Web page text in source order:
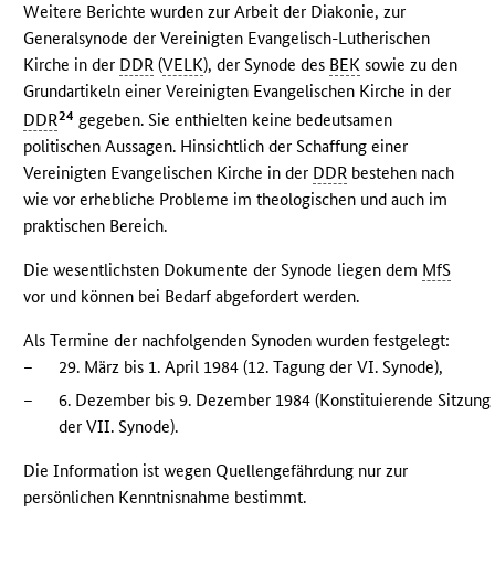
Weitere Berichte wurden zur Arbeit der Diakonie, zur
Generalsynode der Vereinigten Evangelisch-Lutherischen
Kirche in der DDR (VELK), der Synode des BEK sowie zu den
Grundartikeln einer Vereinigten Evangelischen Kirche in der
DDR24 gegeben. Sie enthielten keine bedeutsamen
politischen Aussagen. Hinsichtlich der Schaffung einer
Vereinigten Evangelischen Kirche in der DDR bestehen nach
wie vor erhebliche Probleme im theologischen und auch im
praktischen Bereich.
Die wesentlichsten Dokumente der Synode liegen dem MfS
vor und können bei Bedarf abgefordert werden.
Als Termine der nachfolgenden Synoden wurden festgelegt:
–
29. März bis 1. April 1984 (12. Tagung der VI. Synode),
–
6. Dezember bis 9. Dezember 1984 (Konstituierende Sitzung
der VII. Synode).
Die Information ist wegen Quellengefährdung nur zur
persönlichen Kenntnisnahme bestimmt.